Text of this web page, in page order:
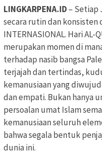
LINGKARPENA.ID– Setiap
secara rutin dan konsisten
INTERNASIONAL. Hari AL-
merupakan momen di
terhadap nasib bangsa
terjajah dan tertindas,
kemanusiaan yang
dan empati. Bukan hanya
persoalan umat Islam
kemanusiaan seluruh
bahwa segala bentuk
dunia ini.